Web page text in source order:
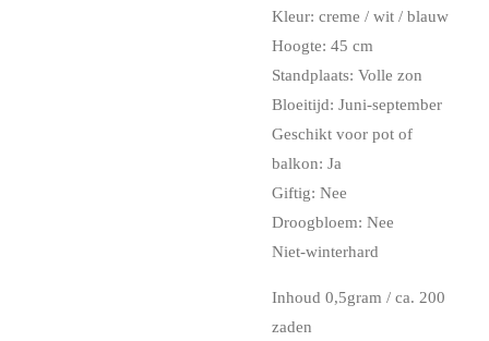
Kleur: creme / wit / blauw
Hoogte: 45 cm
Standplaats: Volle zon
Bloeitijd: Juni-september
Geschikt voor pot of
balkon: Ja
Giftig: Nee
Droogbloem: Nee
Niet-winterhard
Inhoud 0,5gram / ca. 200
zaden